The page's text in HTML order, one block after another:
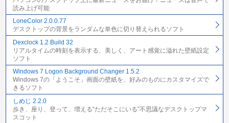
読み上げ可能
LoneColor 2.0.0.77
デスクトップの背景をランダムな単色に切り替えられるソフト
Dexclock 1.2 Build 32
リアルタイムの時刻を表示する、美しく、アート感覚に溢れた壁紙設定
ソフト
Windows 7 Logon Background Changer 1.5.2
Windows 7の「ようこそ」画面の壁紙を、好みのものにカスタマイズで
きるソフト
しめじ 2.2.0
歩き、座り、登って、増える“ただそこにいる”不思議なデスクトップマ
スコット